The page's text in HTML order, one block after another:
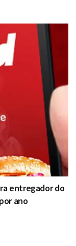
entregador do
ano